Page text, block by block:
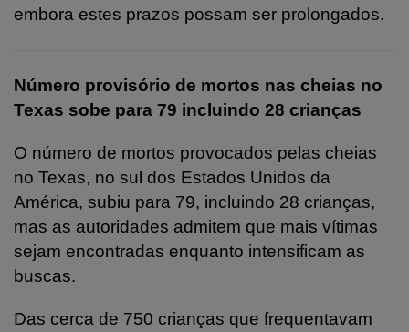
embora estes prazos possam ser prolongados.
Número provisório de mortos nas cheias no
Texas sobe para 79 incluindo 28 crianças
O número de mortos provocados pelas cheias
no Texas, no sul dos Estados Unidos da
América, subiu para 79, incluindo 28 crianças,
mas as autoridades admitem que mais vítimas
sejam encontradas enquanto intensificam as
buscas.
Das cerca de 750 crianças que frequentavam